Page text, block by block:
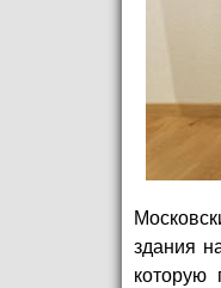
здания
которую